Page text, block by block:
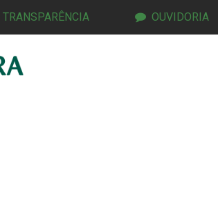
TRANSPARÊNCIA OUVIDORIA